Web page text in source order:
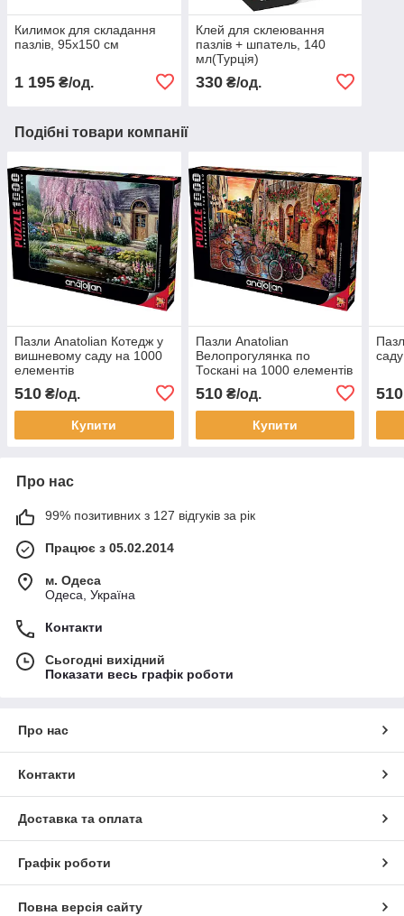
Килимок для складання
пазлів, 95х150 см
1 195 ₴/од.
Клей для склеювання
пазлів + шпатель, 140
мл(Турція)
330₴/од.
Подібні товари компанії
Пазли Anatolian Котедж у
вишневому саду на 1000
елементів
510 ₴/од.
Купити
Пазли Anatolian
Велопрогулянка по
Тоскані на 1000 елементів
510₴/од.
Купити
510
Про нас
99% позитивних з 127 відгуків за рік
Працює з 05.02.2014
м. Одеса
Одеса, Україна
Контакти
Сьогодні вихідний
Показати весь графік роботи
Про нас
Контакти
Доставка та оплата
Графік роботи
Повна версія сайту